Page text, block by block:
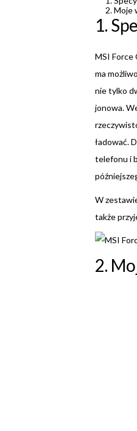
Moje
1.
MSI Force
ma
nie tylko
jonowa.
ładować.
telefonu i
W
także
2.